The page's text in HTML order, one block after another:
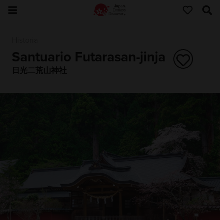
Santuario Futarasan-jinja
日光二荒山神社